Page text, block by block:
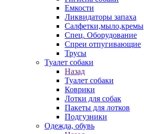
Емкости
Ликвидаторы запаха
Салфетки,мыло,кремы
Спец. Оборудование
Спреи отпугивающие
Трусы
Туалет собаки
Назад
Туалет собаки
Коврики
Лотки для собак
Пакеты для лотков
Подгузники
Одежда, обувь